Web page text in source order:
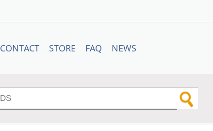
CONTACT STORE FAQ NEWS